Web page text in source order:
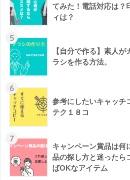
てみた！電話対応は？
ィは？
5
【自分で作る】素人が
ラシを作る方法。
6
参考にしたいキャッチ
テク１８コ
7
キャンペーン賞品は何
品の探し方と迷ったら
ばOKなアイテム